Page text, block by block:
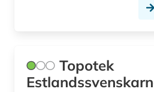
Topotek